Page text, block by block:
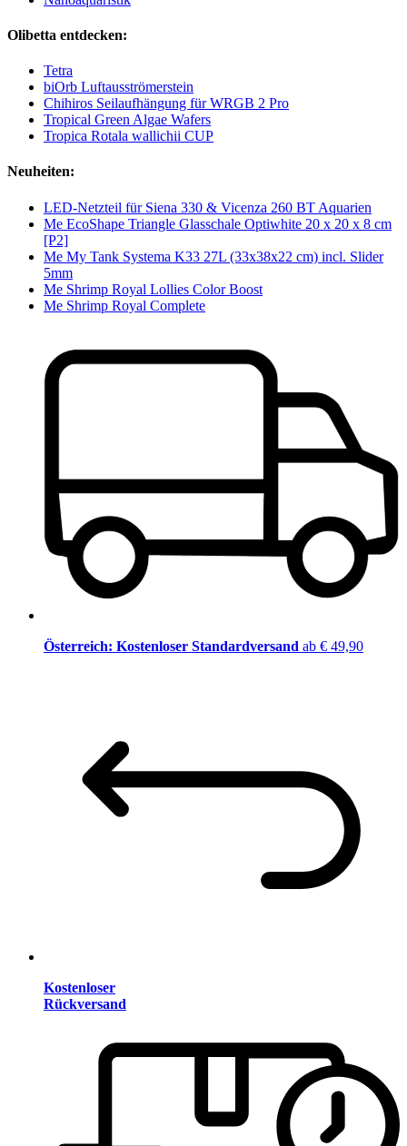
Olibetta entdecken:
Tetra
biOrb Luftausströmerstein
Chihiros Seilaufhängung für WRGB 2 Pro
Tropical Green Algae Wafers
Tropica Rotala wallichii CUP
Neuheiten:
LED-Netzteil für Siena 330 & Vicenza 260 BT Aquarien
Me EcoShape Triangle Glasschale Optiwhite 20 x 20 x 8 cm
[P2]
Me My Tank Systema K33 27L (33x38x22 cm) incl. Slider
5mm
Me Shrimp Royal Lollies Color Boost
Me Shrimp Royal Complete
Österreich: Kostenloser Standardversand ab € 49,90
Kostenloser
Rückversand